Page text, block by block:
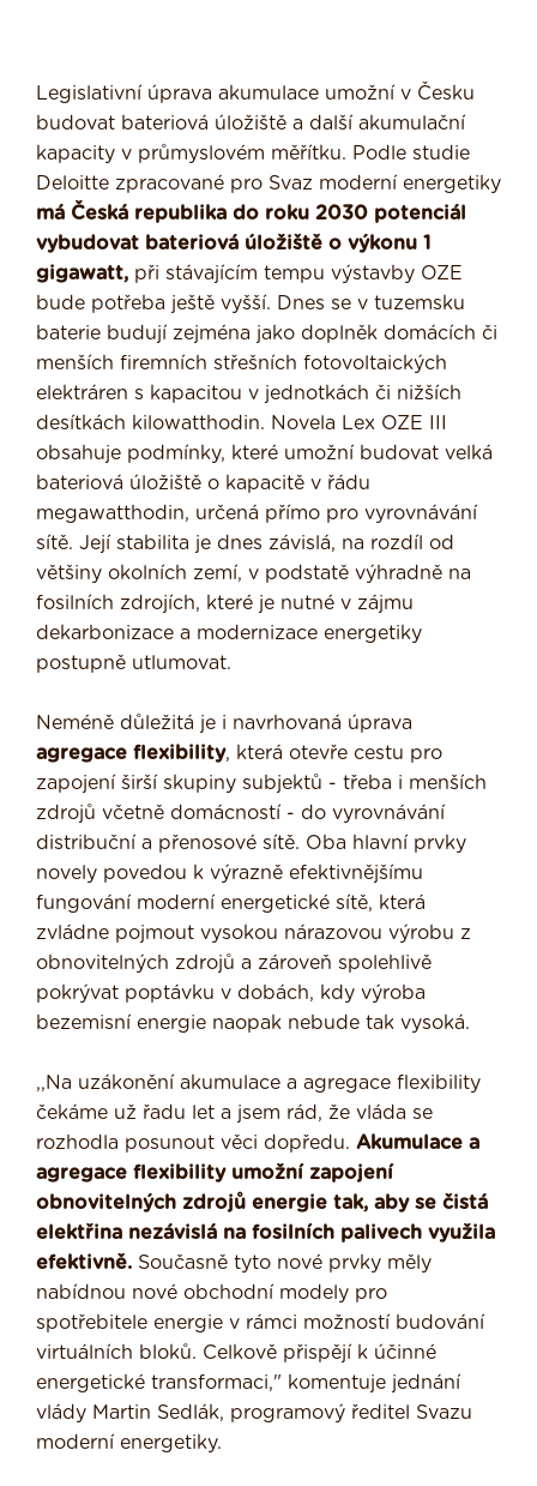
Legislativní úprava akumulace umožní v Česku
budovat bateriová úložiště a další akumulační
kapacity v průmyslovém měřítku. Podle studie
Deloitte zpracované pro Svaz moderní energetiky
má Česká republika do roku 2030 potenciál
vybudovat bateriová úložiště o výkonu 1
gigawatt, při stávajícím tempu výstavby OZE
bude potřeba ještě vyšší. Dnes se v tuzemsku
baterie budují zejména jako doplněk domácích či
menších firemních střešních fotovoltaických
elektráren s kapacitou v jednotkách či nižších
desítkách kilowatthodin. Novela Lex OZE III
obsahuje podmínky, které umožní budovat velká
bateriová úložiště o kapacitě v řádu
megawatthodin, určená přímo pro vyrovnávání
sítě. Její stabilita je dnes závislá, na rozdíl od
většiny okolních zemí, v podstatě výhradně na
fosilních zdrojích, které je nutné v zájmu
dekarbonizace a modernizace energetiky
postupně utlumovat.
Neméně důležitá je i navrhovaná úprava
agregace flexibility, která otevře cestu pro
zapojení širší skupiny subjektů - třeba i menších
zdrojů včetně domácností - do vyrovnávání
distribuční a přenosové sítě. Oba hlavní prvky
novely povedou k výrazně efektivnějšímu
fungování moderní energetické sítě, která
zvládne pojmout vysokou nárazovou výrobu z
obnovitelných zdrojů a zároveň spolehlivě
pokrývat poptávku v dobách, kdy výroba
bezemisní energie naopak nebude tak vysoká.
,,Na uzákonění akumulace a agregace flexibility
čekáme už řadu let a jsem rád, že vláda se
rozhodla posunout věci dopředu. Akumulace a
agregace flexibility umožní zapojení
obnovitelných zdrojů energie tak, aby se čistá
elektřina nezávislá na fosilních palivech využila
efektivně. Současně tyto nové prvky měly
nabídnou nové obchodní modely pro
spotřebitele energie v rámci možností budování
virtuálních bloků. Celkově přispějí k účinné
energetické transformaci," komentuje jednání
vlády Martin Sedlák, programový ředitel Svazu
moderní energetiky.